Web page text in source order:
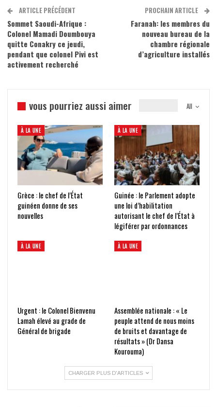
ARTICLE PRÉCÉDENT
Sommet Saoudi-Afrique :
Colonel Mamadi Doumbouya
quitte Conakry ce jeudi,
pendant que colonel Pivi est
activement recherché
PROCHAIN ARTICLE
Faranah: les membres du
nouveau bureau de la
chambre régionale
d’agriculture installés
All
vous pourriez aussi aimer
À LA UNE
Grèce : le chef de l’État
guinéen donne de ses
nouvelles
À LA UNE
Guinée : le Parlement adopte
une loi d’habilitation
autorisant le chef de l’État à
légiférer par ordonnances
À LA UNE
Urgent : le Colonel Bienvenu
Lamah élevé au grade de
Général de brigade
À LA UNE
Assemblée nationale : « Le
peuple attend de nous moins
de bruits et davantage de
résultats » (Dr Dansa
Kourouma)
CHARGER PLUS D'ARTICLES